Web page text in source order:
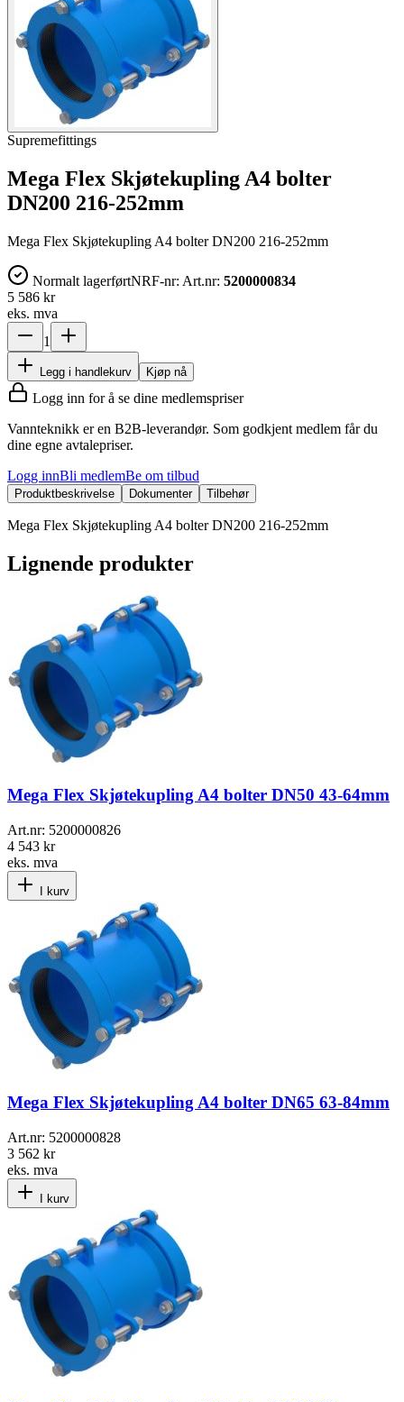
Supremefittings
Mega Flex Skjøtekupling A4 bolter
DN200 216-252mm
Mega Flex Skjøtekupling A4 bolter DN200 216-252mm
Normalt lagerførtNRF-nr: Art.nr: 5200000834
5 586 kr
eks. mva
1
Legg i handlekurv Kjøp nå
Logg inn for å se dine medlemspriser
Vannteknikk er en B2B-leverandør. Som godkjent medlem får du
dine egne avtalepriser.
Logg innBli medlemBe om tilbud
Produktbeskrivelse Dokumenter Tilbehør
Mega Flex Skjøtekupling A4 bolter DN200 216-252mm
Lignende produkter
Mega Flex Skjøtekupling A4 bolter DN50 43-64mm
Art.nr: 5200000826
4 543 kr
eks. mva
I kurv
Mega Flex Skjøtekupling A4 bolter DN65 63-84mm
Art.nr: 5200000828
3 562 kr
eks. mva
I kurv